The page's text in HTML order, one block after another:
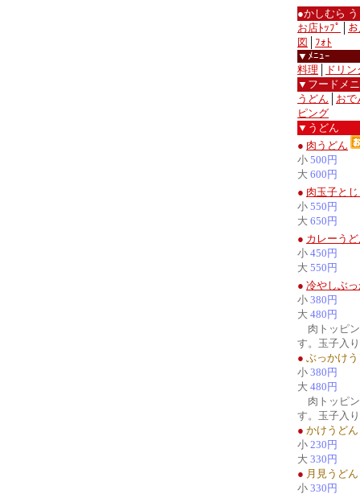
●かしむら
お店ﾄｯﾌﾟ
図
ﾌｫﾄ
▼ﾒﾆｭｰ
料理
ドリン
▼フードメ
うどん
おで
ピング
▼うどん
● 肉うどん
小 500円
大 600円
● 肉玉子と
小 550円
大 650円
● カレーう
小 450円
大 550円
● 冷やしぶ
小 380円
大 480円
肉トッピン
す。玉子入
● ぶっかけ
小 380円
大 480円
肉トッピン
す。玉子入
● かけうどん
小 230円
大 330円
● 月見うどん
小 330円